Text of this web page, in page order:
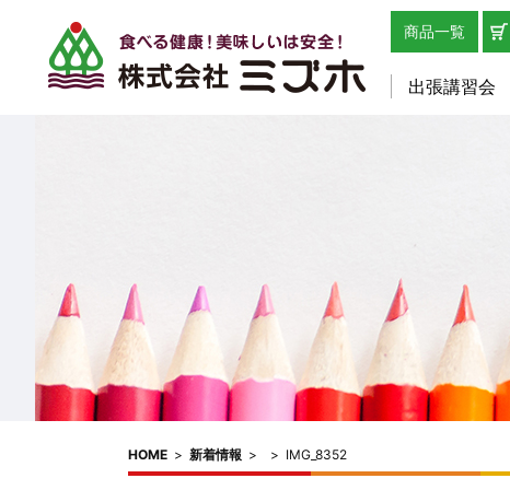
商品一覧
出張講習会
HOME > 新着情報 > > IMG_8352